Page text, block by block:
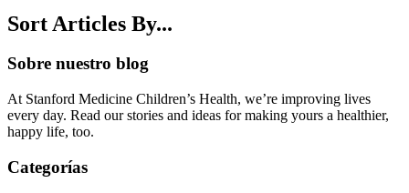
Sort Articles By...
Sobre nuestro blog
At Stanford Medicine Children’s Health, we’re improving lives
every day. Read our stories and ideas for making yours a healthier,
happy life, too.
Categorías